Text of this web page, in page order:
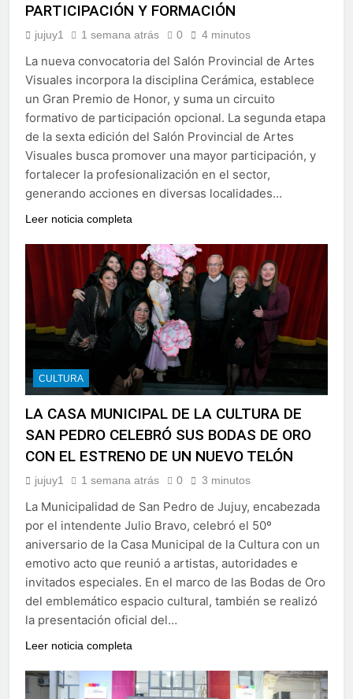
PARTICIPACIÓN Y FORMACIÓN
jujuy1 1 semana atrás 0 4 minutos
La nueva convocatoria del Salón Provincial de Artes
Visuales incorpora la disciplina Cerámica, establece
un Gran Premio de Honor, y suma un circuito
formativo de participación opcional. La segunda etapa
de la sexta edición del Salón Provincial de Artes
Visuales busca promover una mayor participación, y
fortalecer la profesionalización en el sector,
generando acciones en diversas localidades…
Leer noticia completa
CULTURA
LA CASA MUNICIPAL DE LA CULTURA DE
SAN PEDRO CELEBRÓ SUS BODAS DE ORO
CON EL ESTRENO DE UN NUEVO TELÓN
jujuy1 1 semana atrás 0 3 minutos
La Municipalidad de San Pedro de Jujuy, encabezada
por el intendente Julio Bravo, celebró el 50º
aniversario de la Casa Municipal de la Cultura con un
emotivo acto que reunió a artistas, autoridades e
invitados especiales. En el marco de las Bodas de Oro
del emblemático espacio cultural, también se realizó
la presentación oficial del…
Leer noticia completa